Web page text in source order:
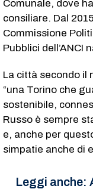
Comunale, dove
consiliare. Dal
Commissione
Pubblici dell’ANCI
La città secondo il
“una Torino che
sostenibile,
Russo è sempre
e, anche per
simpatie anche di
Leggi anche: